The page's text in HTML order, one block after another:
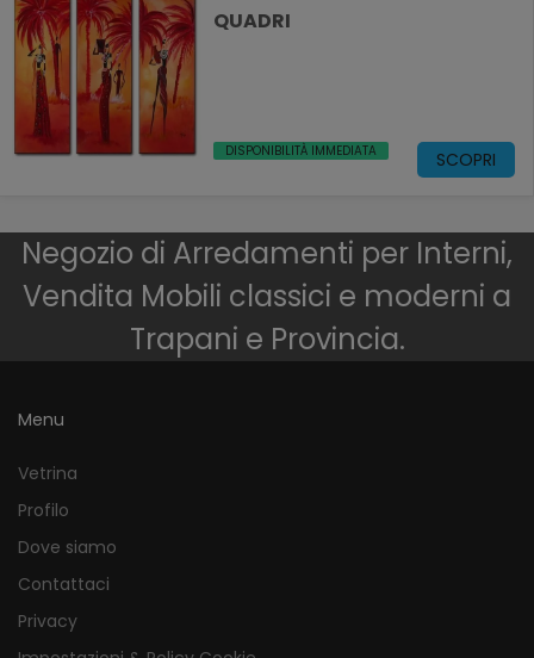
QUADRI
DISPONIBILITÀ IMMEDIATA SCOPRI
Negozio di Arredamenti per Interni,
Vendita Mobili classici e moderni a
Trapani e Provincia.
Menu
Vetrina
Profilo
Dove siamo
Contattaci
Privacy